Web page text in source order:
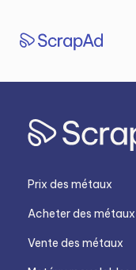
contenu
Prix des métaux
Acheter des métaux
Vente des métaux